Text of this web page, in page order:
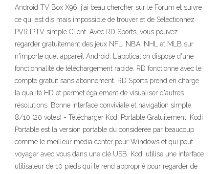
Android TV Box X96, j'ai beau chercher sur le Forum et suivre
ce qui est dis mais impossible de trouver et de Sélectionnez
PVR IPTV simple Client. Avec RD Sports, vous pouvez
regarder gratuitement des jeux NFL, NBA, NHL et MLB sur
n'importe quel appareil Android. L'application dispose d'une
fonctionnalité de téléchargement rapide. RD fonctionne avec le
compte gratuit sans abonnement. RD Sports prend en charge
la qualité HD et permet également de visualiser d'autres
résolutions. Bonne interface conviviale et navigation simple.
8/10 (20 votes) - Télécharger Kodi Portable Gratuitement. Kodi
Portable est la version portable du considérée par beaucoup
comme le meilleur media center pour Windows et qui peut
voyager avec vous dans une clé USB. Kodi utilise une interface
utilisateur de 10 pieds qui le rend approprié pour regarder de